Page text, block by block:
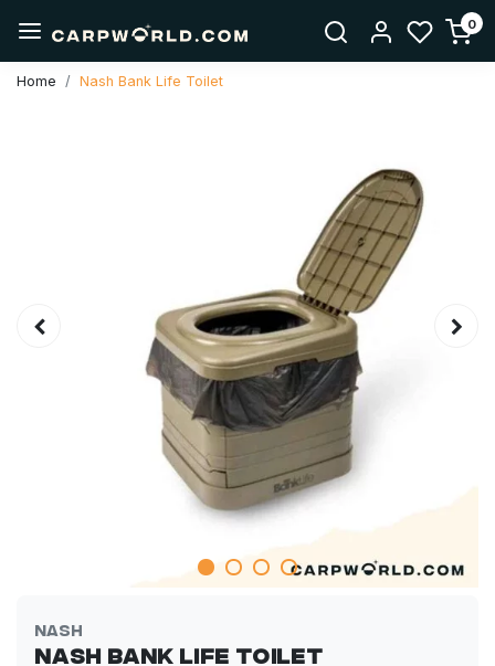
0
Home Nash Bank Life Toilet
Nash
Nash Bank Life Toilet